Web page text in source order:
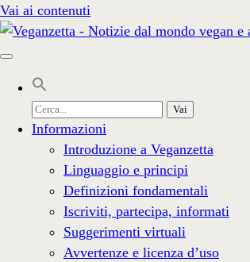
Vai ai contenuti
Cerca
per:
Informazioni
Introduzione a Veganzetta
Linguaggio e principi
Definizioni fondamentali
Iscriviti, partecipa, informati
Suggerimenti virtuali
Avvertenze e licenza d’uso